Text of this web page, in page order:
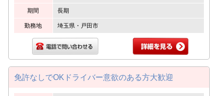
期間 長期
勤務地 埼玉県・戸田市
免許なしでOKドライバー意欲のある方大歓迎